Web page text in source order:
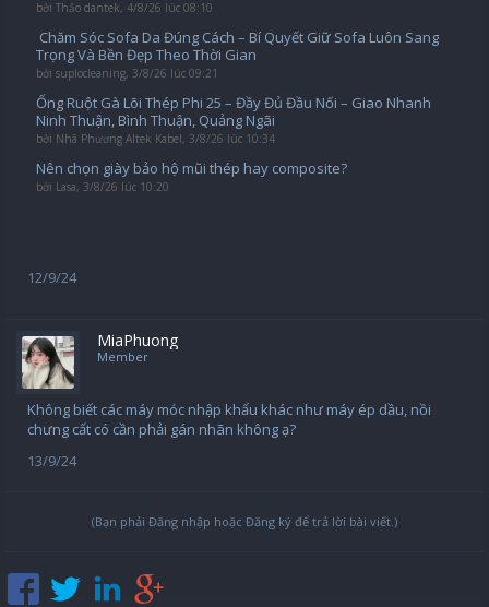
bởi Thảo dantek, 4/8/26 lúc 08:10
️ Chăm Sóc Sofa Da Đúng Cách – Bí Quyết Giữ Sofa Luôn Sang
Trọng Và Bền Đẹp Theo Thời Gian
bởi suplocleaning, 3/8/26 lúc 09:21
Ống Ruột Gà Lõi Thép Phi 25 – Đầy Đủ Đầu Nối – Giao Nhanh
Ninh Thuận, Bình Thuận, Quảng Ngãi
bởi Nhã Phương Altek Kabel, 3/8/26 lúc 10:34
Nên chọn giày bảo hộ mũi thép hay composite?
bởi Lasa, 3/8/26 lúc 10:20
12/9/24
MiaPhuong
Member
Không biết các máy móc nhập khẩu khác như máy ép dầu, nồi
chưng cất có cần phải gán nhãn không ạ?
13/9/24
(Bạn phải Đăng nhập hoặc Đăng ký để trả lời bài viết.)